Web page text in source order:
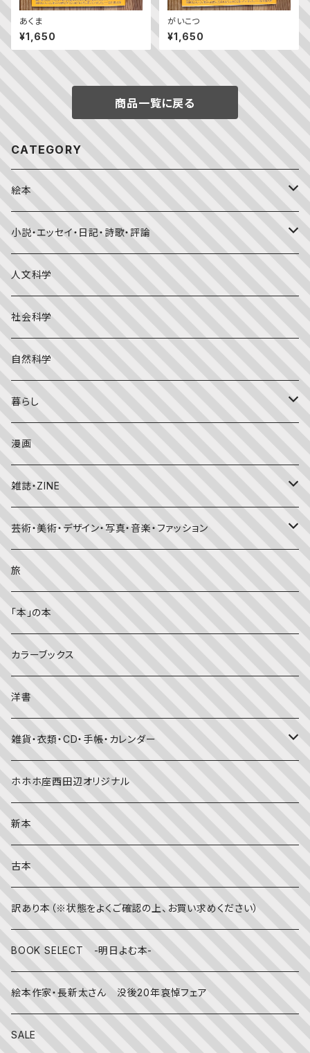
あくま
¥1,650
がいこつ
¥1,650
商品一覧に戻る
CATEGORY
絵本
福音館書店月刊誌
こどものとも0.1.2
こどものとも年少版
かがくのとも
その他の月刊誌
おはなしプーカ
チャイルドブックアップル（2・3歳～）
日本の絵本
外国の絵本
昔話・民話
日本の昔話・民話
外国の昔話・民話
おばけ・妖怪・こわい絵本
のりもの絵本
知識の本・図鑑
理科
料理・食育
英語
しかけ絵本
児童書
大人の方に
季節・行事の絵本
春
夏
赤ちゃん（０・１・２歳向け）絵本
文字のない絵本
英語の絵本
写真絵本
小説・エッセイ・日記・詩歌・評論
日本文学
詩・短歌・俳句・ことば
評論
エッセイ・日記
海外文学
人文科学
社会科学
自然科学
暮らし
食・料理
住まい・インテリア
体・健康
趣味
ライフスタイル・生き方
子育て
漫画
雑誌・ZINE
雑誌
ZINE
芸術・美術・デザイン・写真・音楽・ファッション
美術・画集・図録
音楽
写真集
デザイン
ファッション
映画
伝統文化・技法
旅
「本」の本
カラーブックス
洋書
雑貨・衣類・CD・手帳・カレンダー
靴下
日記・手帳
CD
文房具
その他
ホホホ座西田辺オリジナル
新本
古本
訳あり本（※状態をよくご確認の上、お買い求めください）
BOOK SELECT -明日よむ本-
絵本作家・長新太さん 没後20年哀悼フェア
SALE